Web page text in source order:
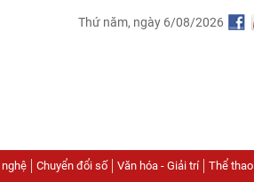
Thứ năm, ngày 6/08/2026
nghệ Chuyển đổi số Văn hóa - Giải trí Thể thao